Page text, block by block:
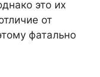
это их
от
фатально